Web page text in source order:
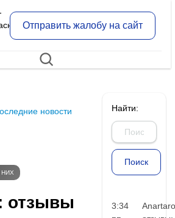
Отправить жалобу на сайт
новости
отзывы
Найти:
3:34